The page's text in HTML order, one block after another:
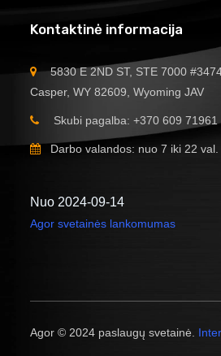
Kontaktinė informacija
5830 E 2ND ST, STE 7000
Casper, WY 82609, Wyoming JAV
Skubi pagalba: +370 609 71961
Darbo valandos: nuo 7 iki 22 val.
Nuo 2024-09-14
Agor svetainės lankomumas
Agor © 2024 paslaugų svetainė.